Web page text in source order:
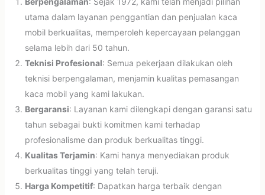
utama dalam layanan penggantian dan penjualan kaca
mobil berkualitas, memperoleh kepercayaan pelanggan
selama lebih dari 50 tahun.
Teknisi Profesional: Semua pekerjaan dilakukan oleh
teknisi berpengalaman, menjamin kualitas pemasangan
kaca mobil yang kami lakukan.
Bergaransi: Layanan kami dilengkapi dengan garansi satu
tahun sebagai bukti komitmen kami terhadap
profesionalisme dan produk berkualitas tinggi.
Kualitas Terjamin: Kami hanya menyediakan produk
berkualitas tinggi yang telah teruji.
Harga Kompetitif: Dapatkan harga terbaik dengan